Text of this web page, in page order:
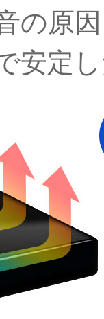
の原
安定